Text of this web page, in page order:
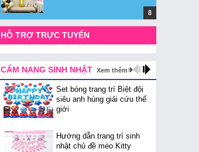
HỖ TRỢ TRỰC TUYẾN
CẨM NANG SINH NHẬT Xem thêm
Set bóng trang trí Biệt đội
siêu anh hùng giải cứu thế
giới
Hướng dẫn trang trí sinh
nhật chủ đề mèo Kitty